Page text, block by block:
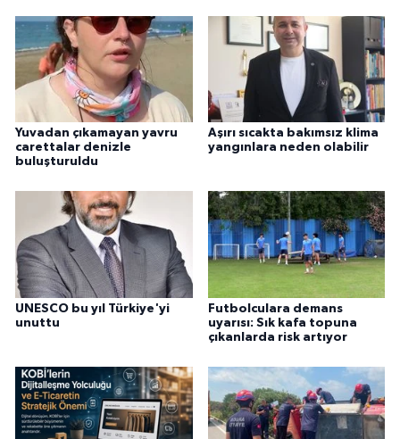
Yuvadan çıkamayan yavru
carettalar denizle
buluşturuldu
Aşırı sıcakta bakımsız klima
yangınlara neden olabilir
UNESCO bu yıl Türkiye'yi
unuttu
Futbolculara demans
uyarısı: Sık kafa topuna
çıkanlarda risk artıyor